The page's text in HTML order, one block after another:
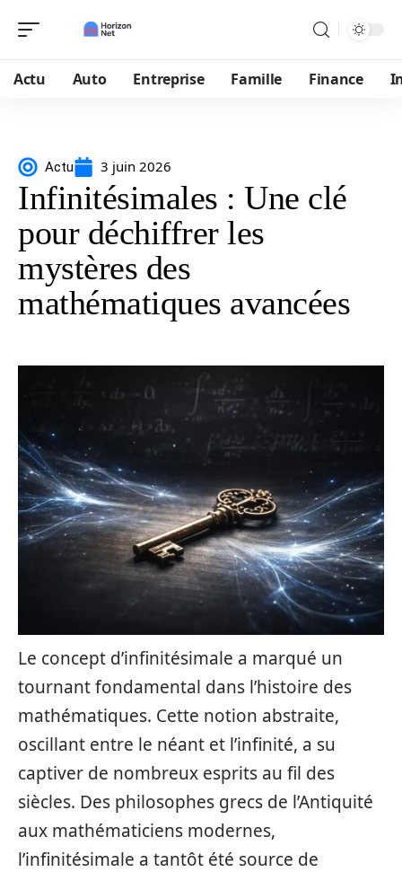
Actu Auto Entreprise Famille Finance
Actu 3 juin 2026
Infinitésimales : Une clé
pour déchiffrer les
mystères des
mathématiques avancées
Le concept d’infinitésimale a marqué un
tournant fondamental dans l’histoire des
mathématiques. Cette notion abstraite,
oscillant entre le néant et l’infinité, a su
captiver de nombreux esprits au fil des
siècles. Des philosophes grecs de l’Antiquité
aux mathématiciens modernes,
l’infinitésimale a tantôt été source de